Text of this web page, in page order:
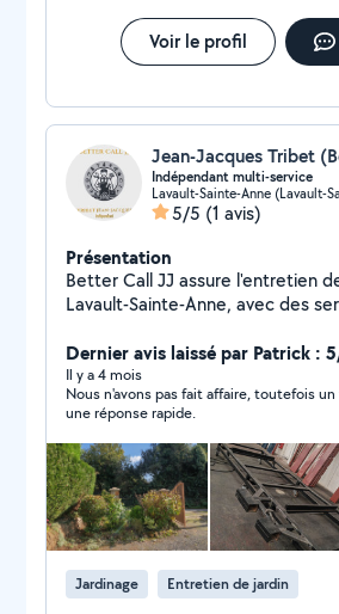
Voir le profil
Indépendant multi-service
5/5 (1 avis)
Présentation
Better Call JJ assure l'entretien
Lavault-Sainte-Anne, avec des
est réalisée avec soin pour
durabilité des travaux
Dernier avis laissé par Patrick :
Il y a 4 mois
Nous n'avons pas fait affaire, toutefois
une réponse rapide.
Jardinage Entretien de jardin